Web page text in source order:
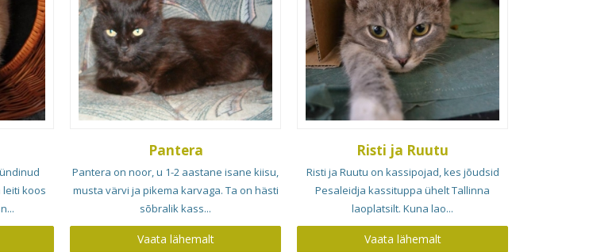
leiti koos
Pantera
Pantera on noor, u 1-2 aastane isane kiisu,
musta värvi ja pikema karvaga. Ta on hästi
sõbralik kass...
Vaata lähemalt
Risti ja Ruutu
Risti ja Ruutu on kassipojad, kes jõudsid
Pesaleidja kassituppa ühelt Tallinna
laoplatsilt. Kuna lao...
Vaata lähemalt